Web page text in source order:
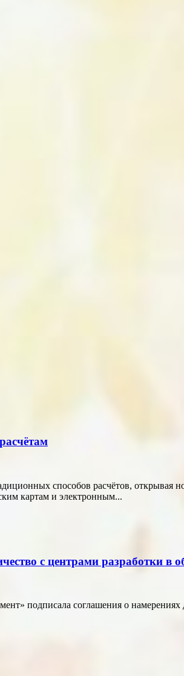
способов расчётов,
картам и электронным...
с центрами разработки в
подписала соглашения о